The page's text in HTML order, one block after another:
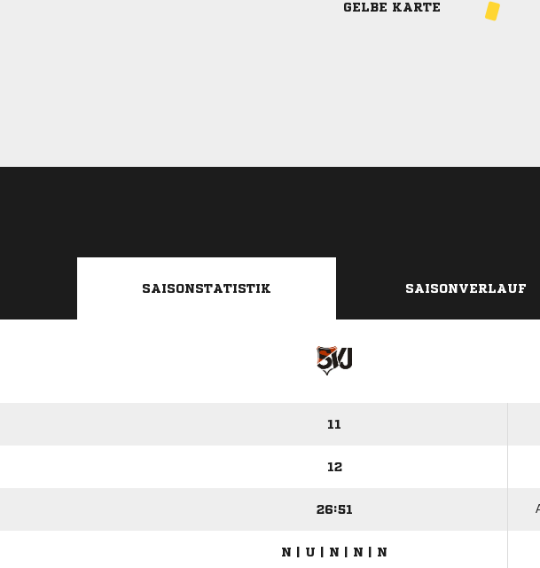
GELBE KARTE
SAISONSTATISTIK SAISONVERLAUF
11
12
26:51
N | U | N | N | N